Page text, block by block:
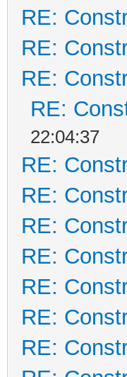
RE:
RE:
RE:
RE:
22:04:37
RE:
RE:
RE:
RE:
RE:
RE:
RE: